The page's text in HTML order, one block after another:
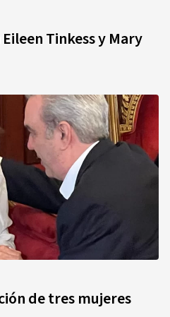
Tinkess y Mary
de tres mujeres